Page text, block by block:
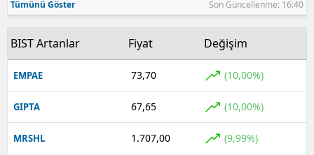
Tümünü Göster Son Güncellenme: 16:40
BIST Artanlar Fiyat Değişim
EMPAE 73,70 (10,00%)
GIPTA 67,65 (10,00%)
MRSHL 1.707,00 (9,99%)